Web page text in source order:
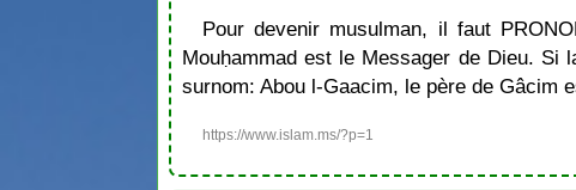
Pour devenir musulman, il faut
Mouḥammad est le Messager de Dieu. Si
surnom: Abou l-Gaacim, le père de Gâcim
https://www.islam.ms/?p=1